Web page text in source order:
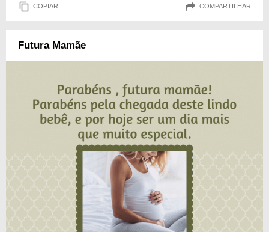
COPIAR COMPARTILHAR
Futura Mamãe